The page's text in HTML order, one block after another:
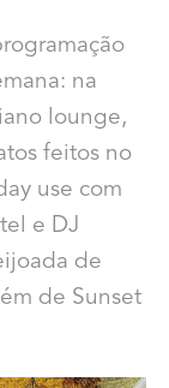
na
lounge,
feitos no
use com
e DJ
de
de Sunset